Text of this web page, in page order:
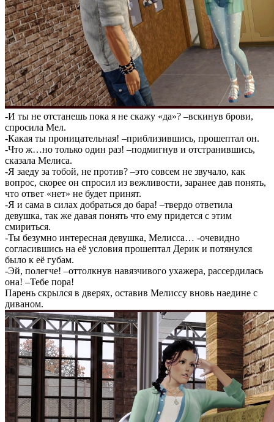
-И ты не отстанешь пока я не скажу «да»? –вскинув брови,
спросила Мел.
-Какая ты проницательная! –приблизившись, прошептал он.
-Что ж…но только один раз! –подмигнув и отстранившись,
сказала Мелиса.
-Я заеду за тобой, не против? –это совсем не звучало, как
вопрос, скорее он спросил из вежливости, заранее дав понять,
что ответ «нет» не будет принят.
-Я и сама в силах добраться до бара! –твердо ответила
девушка, так же давая понять что ему придется с этим
смириться.
-Ты безумно интересная девушка, Мелисса… -очевидно
согласившись на её условия прошептал Дерик и потянулся
было к её губам.
-Эй, полегче! –оттолкнув навязчивого ухажера, рассердилась
она! –Тебе пора!
Парень скрылся в дверях, оставив Мелиссу вновь наедине с
диваном.